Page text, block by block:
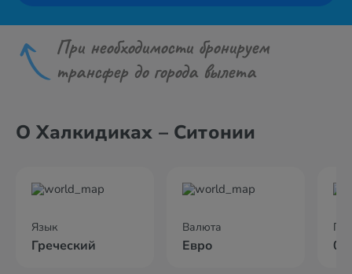
При необходимости бронируем
трансфер до города вылета
О Халкидиках – Ситонии
Язык
Греческий
Валюта
Евро